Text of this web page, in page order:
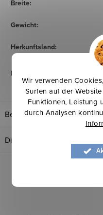
Wir verwenden
Surfen auf der
Funktionen, Leistung
durch Analysen
Breite:
Gewicht:
Herkunftsland:
Pflegehinweise
Bewertung
Diskussion